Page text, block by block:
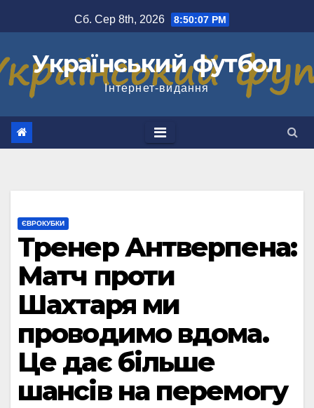
до
Сб. Сер 8th, 2026 8:50:08 PM
Український футбол
Інтернет-видання
ЄВРОКУБКИ
Тренер Антверпена:
Матч проти
Шахтаря ми
проводимо вдома.
Це дає більше
шансів на перемогу